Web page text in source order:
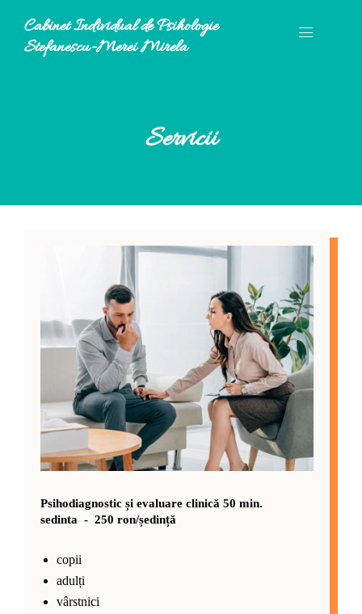
Cabinet Individual de Psihologie
Stefanescu-Merei Mirela
Servicii
Psihodiagnostic și evaluare clinică 50 min.
sedinta - 250 ron/ședință
copii
adulți
vârstnici